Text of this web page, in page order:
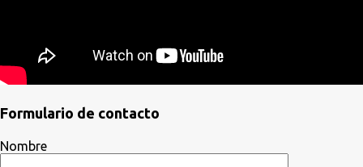
Formulario de contacto
Nombre